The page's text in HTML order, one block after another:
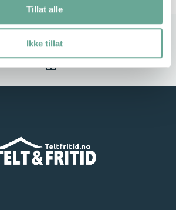
Tillat alle
Ikke tillat